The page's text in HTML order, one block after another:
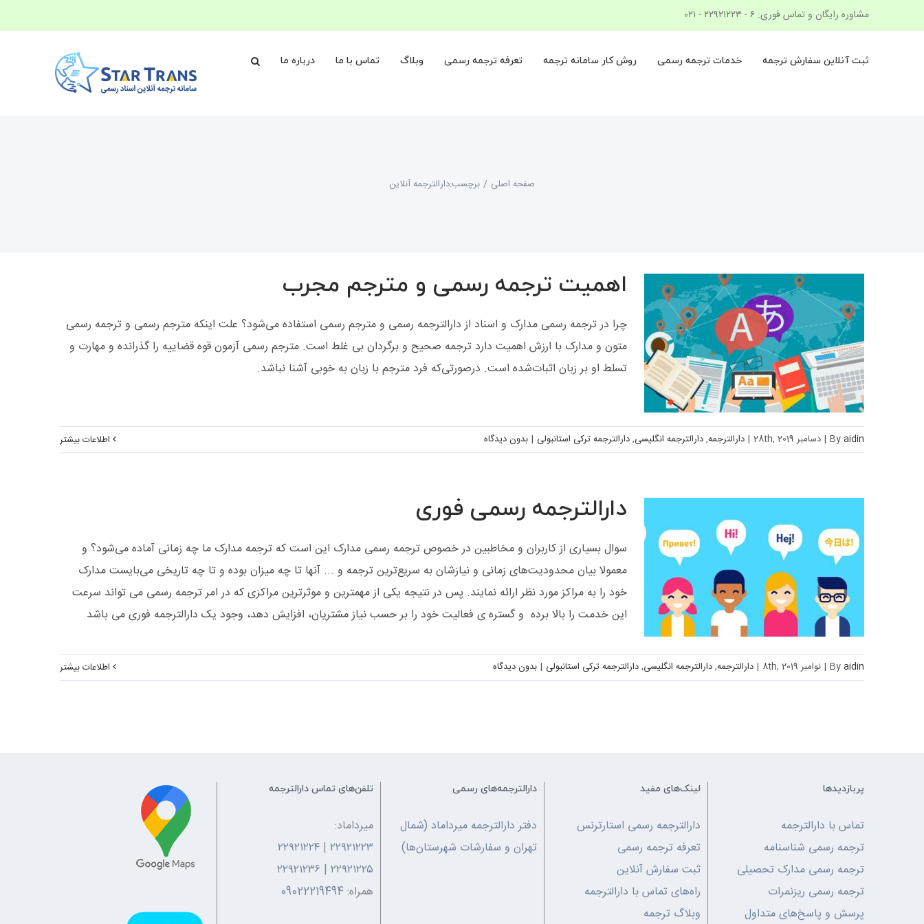
to
مشاوره رایگان و تماس فوری: ۶ - ۲۲۹۲۱۲۲۳ - ۰۲۱
ثبت آنلاین سفارش ترجمه خدمات ترجمه رسمی روش کار سامانه ترجمه تعرفه ترجمه رسمی وبلاگ تماس با ما درباره ما
صفحه اصلی / برچسب:دارالترجمه آنلاین
اهمیت ترجمه رسمی و مترجم
مجرب
دارالترجمه دارالترجمه انگلیسی دارالترجمه ترکی
اهمیت ترجمه رسمی و مترجم مجرب
چرا در ترجمه رسمی مدارک و اسناد از دارالترجمه رسمی و مترجم رسمی استفاده می‌شود؟ علت اینکه مترجم رسمی و ترجمه رسمی
متون و مدارک با ارزش اهمیت دارد ترجمه صحیح و برگردان بی غلط است. مترجم رسمی آزمون قوه قضاییه را گذرانده و مهارت و
تسلط او بر زبان اثبات‌شده است. درصورتی‌که فرد مترجم با زبان به خوبی آشنا نباشد.
Byaidin
| دسامبر 28th, 2019 | دارالترجمه,دارالترجمه انگلیسی,دارالترجمه ترکی استانبولی | بدون ديدگاه اطلاعات بیشتر
دارالترجمه رسمی فوری
دارالترجمه دارالترجمه انگلیسی
دارالترجمه ترکی
استانبولی
دارالترجمه رسمی فوری
سوال بسیاری از کاربران و مخاطبین در خصوص ترجمه رسمی مدارک این است که ترجمه مدارک ما چه زمانی آماده می‌شود؟ و
معمولا بیان محدودیت‌های زمانی و نیازشان به سریع‌ترین ترجمه و ... آنها تا چه میزان بوده و تا چه تاریخی می‌بایست مدارک
خود را به مراکز مورد نظر ارائه نمایند. پس در نتیجه یکی از مهمترین و موثرترین مراکزی که در امر ترجمه رسمی می تواند سرعت
این خدمت را بالا برده و گستره ی فعالیت خود را بر حسب نیاز مشتریان، افزایش دهد، وجود یک دارالترجمه فوری می باشد
Byaidin
| نوامبر 8th, 2019 | دارالترجمه,دارالترجمه انگلیسی,دارالترجمه ترکی استانبولی | بدون ديدگاه اطلاعات بیشتر
پربازدیدها
تماس با دارالترجمه
ترجمه رسمی شناسنامه
ترجمه رسمی مدارک تحصیلی
ترجمه رسمی ریزنمرات
پرسش و پاسخ‌های متداول
لینک‌های مفید
دارالترجمه رسمی استارترنس
تعرفه ترجمه رسمی
ثبت سفارش آنلاین
راه‌های تماس با دارالترجمه
وبلاگ ترجمه
دارالترجمه‌های رسمی
دفتر دارالترجمه میرداماد (شمال
تهران و سفارشات شهرستان‌ها)
تلفن‌های تماس دارالترجمه
میرداماد:
۲۲۹۲۱۲۲۳ | ۲۲۹۲۱۲۲۴
۲۲۹۲۱۲۲۵ | ۲۲۹۲۱۲۳۶
همراه: 09022219494